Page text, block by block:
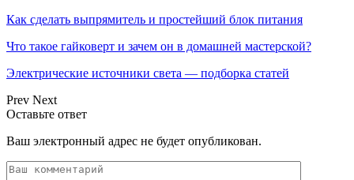
Как сделать выпрямитель и простейший блок питания
Что такое гайковерт и зачем он в домашней мастерской?
Электрические источники света — подборка статей
Prev Next
Оставьте ответ
Ваш электронный адрес не будет опубликован.